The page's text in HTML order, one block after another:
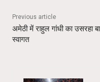
Previous article
अमेठी में राहुल गांधी का उसरहा
स्वागत